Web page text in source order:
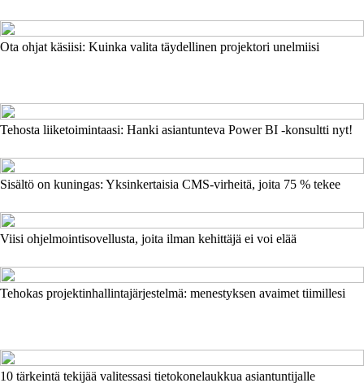
Ota ohjat käsiisi: Kuinka valita täydellinen projektori unelmiisi
Tehosta liiketoimintaasi: Hanki asiantunteva Power BI -konsultti nyt!
Sisältö on kuningas: Yksinkertaisia CMS-virheitä, joita 75 % tekee
Viisi ohjelmointisovellusta, joita ilman kehittäjä ei voi elää
Tehokas projektinhallintajärjestelmä: menestyksen avaimet tiimillesi
10 tärkeintä tekijää valitessasi tietokonelaukkua asiantuntijalle